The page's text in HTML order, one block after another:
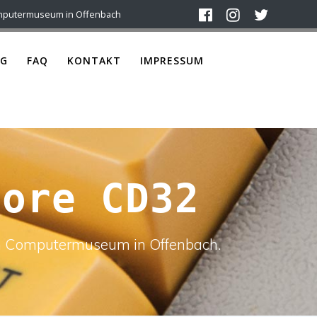
in Offenbach
FAQ KONTAKT IMPRESSUM
CD32
in Offenbach.